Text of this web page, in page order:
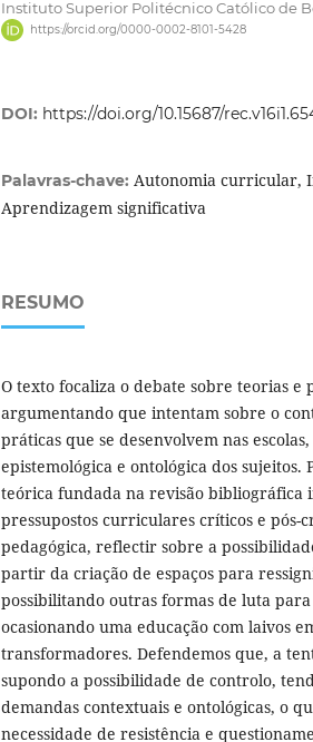
Instituto Superior Politécnico Católico de
https://orcid.org/0000-0002-8101-5428
DOI: https://doi.org/10.15687/
Palavras-chave: Autonomia curricular,
Aprendizagem significativa
RESUMO
O texto focaliza o debate sobre teorias e
argumentando que intentam sobre o
práticas que se desenvolvem nas
epistemológica e ontológica dos sujeitos.
teórica fundada na revisão bibliográfica
pressupostos curriculares críticos e pós-
pedagógica, reflectir sobre a
partir da criação de espaços para
possibilitando outras formas de luta
ocasionando uma educação com laivos
transformadores. Defendemos que, a
supondo a possibilidade de controlo,
demandas contextuais e ontológicas, o
necessidade de resistência e